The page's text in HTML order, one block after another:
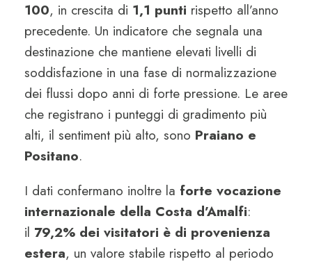
100, in crescita di 1,1 punti rispetto all’anno
precedente. Un indicatore che segnala una
destinazione che mantiene elevati livelli di
soddisfazione in una fase di normalizzazione
dei flussi dopo anni di forte pressione. Le aree
che registrano i punteggi di gradimento più
alti, il sentiment più alto, sono Praiano e
Positano.
I dati confermano inoltre la forte vocazione
internazionale della Costa d’Amalfi:
il 79,2% dei visitatori è di provenienza
estera, un valore stabile rispetto al periodo